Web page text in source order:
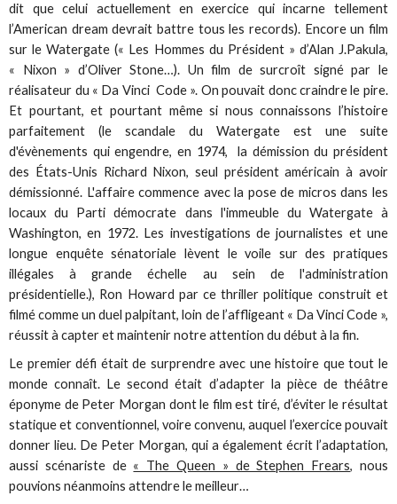
dit que celui actuellement en exercice qui incarne tellement
l’American dream devrait battre tous les records). Encore un film
sur le Watergate (« Les Hommes du Président » d’Alan J.Pakula,
« Nixon » d’Oliver Stone…). Un film de surcroît signé par le
réalisateur du « Da Vinci Code ». On pouvait donc craindre le pire.
Et pourtant, et pourtant même si nous connaissons l’histoire
parfaitement (le scandale du Watergate est une suite
d'évènements qui engendre, en 1974, la démission du président
des États-Unis Richard Nixon, seul président américain à avoir
démissionné. L'affaire commence avec la pose de micros dans les
locaux du Parti démocrate dans l'immeuble du Watergate à
Washington, en 1972. Les investigations de journalistes et une
longue enquête sénatoriale lèvent le voile sur des pratiques
illégales à grande échelle au sein de l'administration
présidentielle.), Ron Howard par ce thriller politique construit et
filmé comme un duel palpitant, loin de l’affligeant « Da Vinci Code »,
réussit à capter et maintenir notre attention du début à la fin.
Le premier défi était de surprendre avec une histoire que tout le
monde connaît. Le second était d’adapter la pièce de théâtre
éponyme de Peter Morgan dont le film est tiré, d’éviter le résultat
statique et conventionnel, voire convenu, auquel l’exercice pouvait
donner lieu. De Peter Morgan, qui a également écrit l’adaptation,
aussi scénariste de « The Queen » de Stephen Frears, nous
pouvions néanmoins attendre le meilleur…